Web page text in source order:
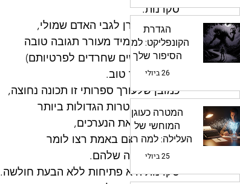
סקרנות.
אם אני סקרן לגבי האדם שמולי,
זה כמעט תמיד מעורר תגובה טובה
(פרט לאנשים שחרדים לפרטיותם)
ופותח קשר טוב.
כמובן שלעורך ספרותי זו תכונה נחוצה,
כי אחת המטרות הגדולות ביותר
היא להבין את הנערכים,
ואת מה שהם באמת רצו לומר
דרך הכתיבה שלהם.
סקרנות היא פתיחות ללא הבעת חולשה.
הגדרת
הקונפליקט: למה
הסיפור שלך
מרגיש תקוע?
26 ביולי
המטרה כעוגן
המוחשי של
העלילה: למה רצון
מופשט אינו
25 ביולי